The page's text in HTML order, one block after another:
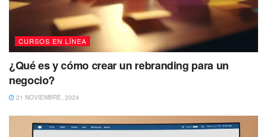
CURSOS EN LÍNEA
¿Qué es y cómo crear un rebranding para un
negocio?
21 NOVIEMBRE, 2024